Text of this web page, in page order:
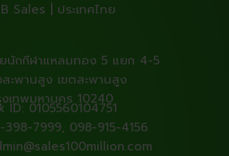
Sales | ประเทศไทย
นักกีฬาแหลมทอง 5 แยก 4-5
ะพานสูง เขตสะพานสูง
เทพมหานคร 10240
ID: 0105560104751
398-7999, 098-915-4156